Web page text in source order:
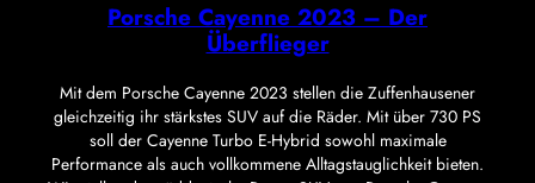
Porsche Cayenne 2023 – Der
Überflieger
Mit dem Porsche Cayenne 2023 stellen die Zuffenhausener
gleichzeitig ihr stärkstes SUV auf die Räder. Mit über 730 PS
soll der Cayenne Turbo E-Hybrid sowohl maximale
Performance als auch vollkommene Alltagstauglichkeit bieten.